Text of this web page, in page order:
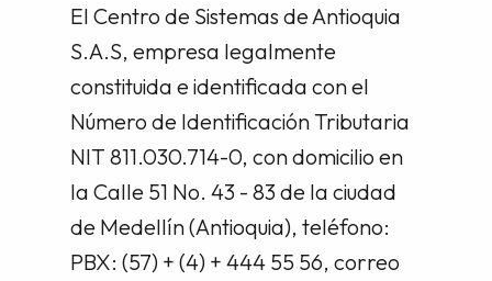
El Centro de Sistemas de Antioquia
S.A.S, empresa legalmente
constituida e identificada con el
Número de Identificación Tributaria
NIT 811.030.714-0, con domicilio en
la Calle 51 No. 43 - 83 de la ciudad
de Medellín (Antioquia), teléfono:
PBX: (57) + (4) + 444 55 56, correo